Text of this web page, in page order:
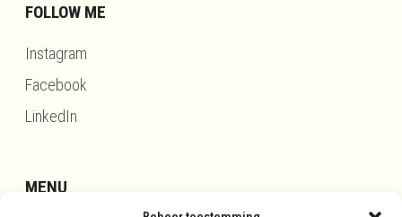
FOLLOW ME
Instagram
Facebook
LinkedIn
MENU